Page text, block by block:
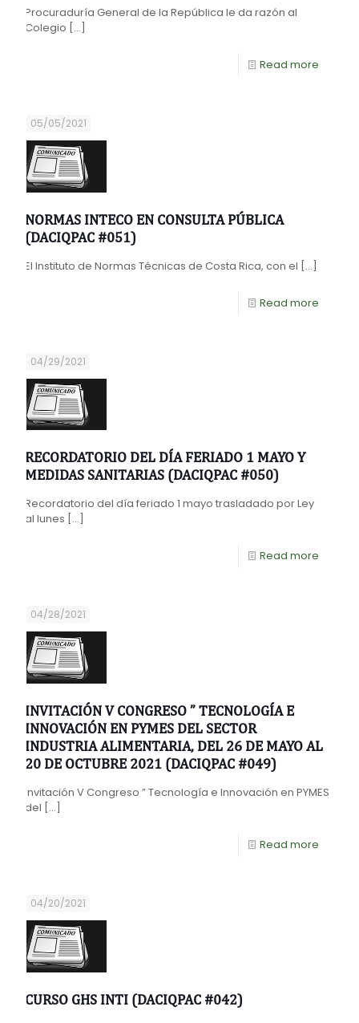
Procuraduría General de la República le da razón al
Colegio […]
Read more
05/05/2021
NORMAS INTECO EN CONSULTA PÚBLICA
(DACIQPAC #051)
El Instituto de Normas Técnicas de Costa Rica, con el […]
Read more
04/29/2021
RECORDATORIO DEL DÍA FERIADO 1 MAYO Y
MEDIDAS SANITARIAS (DACIQPAC #050)
Recordatorio del día feriado 1 mayo trasladado por Ley
al lunes […]
Read more
04/28/2021
INVITACIÓN V CONGRESO ” TECNOLOGÍA E
INNOVACIÓN EN PYMES DEL SECTOR
INDUSTRIA ALIMENTARIA, DEL 26 DE MAYO AL
20 DE OCTUBRE 2021 (DACIQPAC #049)
Invitación V Congreso ” Tecnología e Innovación en PYMES
del […]
Read more
04/20/2021
CURSO GHS INTI (DACIQPAC #042)